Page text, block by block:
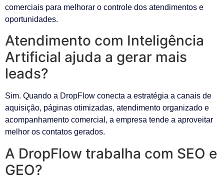
comerciais para melhorar o controle dos atendimentos e
oportunidades.
Atendimento com Inteligência
Artificial ajuda a gerar mais
leads?
Sim. Quando a DropFlow conecta a estratégia a canais de
aquisição, páginas otimizadas, atendimento organizado e
acompanhamento comercial, a empresa tende a aproveitar
melhor os contatos gerados.
A DropFlow trabalha com SEO e
GEO?